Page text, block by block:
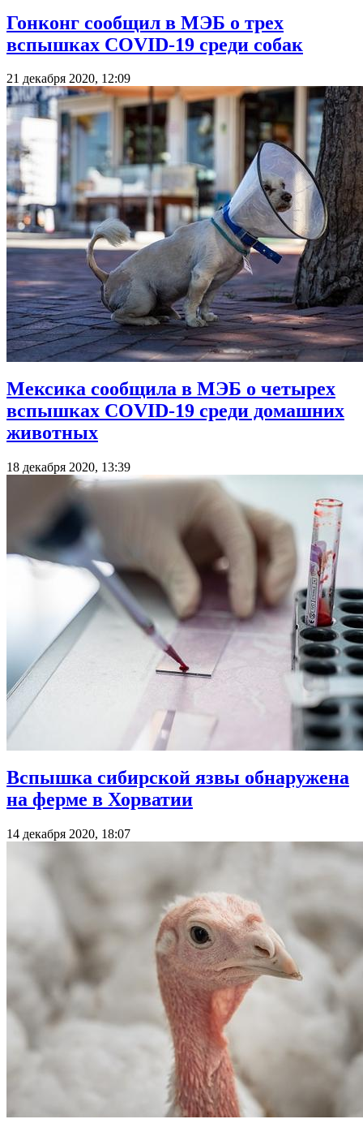
Гонконг сообщил в МЭБ о трех
вспышках COVID-19 среди собак
21 декабря 2020, 12:09
Мексика сообщила в МЭБ о четырех
вспышках COVID-19 среди домашних
животных
18 декабря 2020, 13:39
Вспышка сибирской язвы обнаружена
на ферме в Хорватии
14 декабря 2020, 18:07